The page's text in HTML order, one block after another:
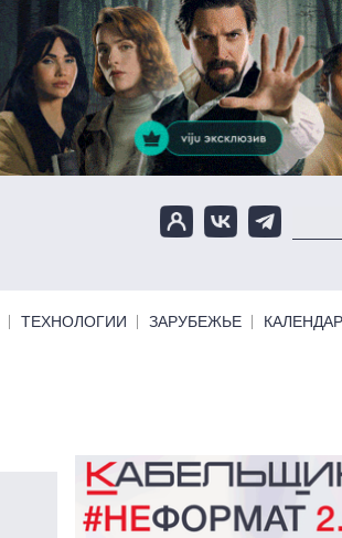
ТЕХНОЛОГИИ ЗАРУБЕЖЬЕ